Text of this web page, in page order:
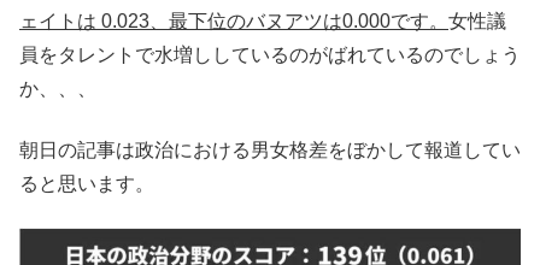
ェイトは 0.023、最下位のバヌアツは0.000です。 女性議
員をタレントで水増ししているのがばれているのでしょう
か、、、
朝日の記事は政治における男女格差をぼかして報道してい
ると思います。